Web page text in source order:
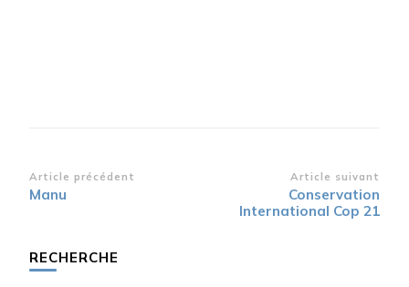
Navigation
d’article
Article précédent
Manu
Article suivant
Conservation
International Cop 21
RECHERCHE